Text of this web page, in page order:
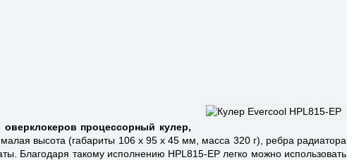
процессорный кулер,
высота (габариты 106 x 95 x 45 мм, масса 320 г), ребра радиатора
Благодаря такому исполнению HPL815-EP легко можно использовать